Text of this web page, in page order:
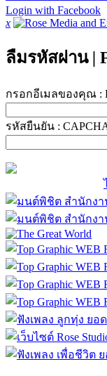
Login with Facebook
x
ลืมรหัสผ่าน |
กรอกอีเมลของคุณ :
รหัสยืนยัน :